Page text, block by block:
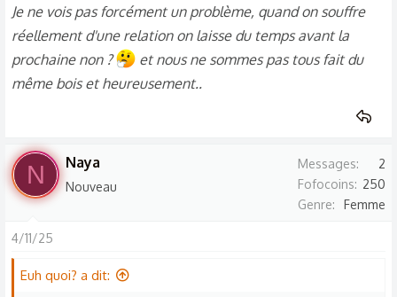
toujours célibataire jusqu'à présent. J'ai vraiment du mal à
trouver quelqu'un et de plus avec un enfant, les 3 première
années de ma vie de maman je me suis plus concentré à
mon enfants, mais étant humain, il y a certains besoins que
notre corps et esprit a besoins. J'avais rencontré quelqu'un
la bienvenue.
Je ne vois pas forcément un problème, quand on souffre
réellement d'une relation on laisse du temps avant la
prochaine non ?
et nous ne sommes pas tous fait du
même bois et heureusement..
N Naya
Nouveau
Messages
2
Fofocoins
250
Genre
Femme
4/11/25
Euh quoi? a dit: